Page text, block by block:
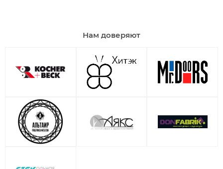
Нам доверяют